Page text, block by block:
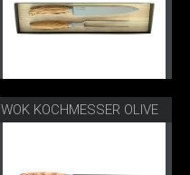
WOK KOCHMESSER OLIVE